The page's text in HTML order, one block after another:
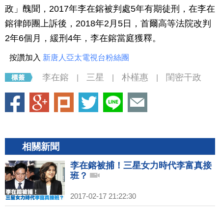
政」醜聞，2017年李在鎔被判處5年有期徒刑，在李在
鎔律師團上訴後，2018年2月5日，首爾高等法院改判
2年6個月，緩刑4年，李在鎔當庭獲釋。
按讚加入 新唐人亞太電視台粉絲團
李在鎔 三星 朴槿惠 閨密干政
相關新聞
李在鎔被捕！三星女力時代李富真接
班？
2017-02-17 21:22:30